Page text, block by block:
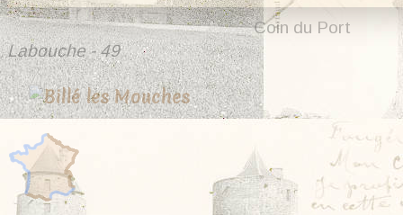
Coin du Port
Labouche - 49